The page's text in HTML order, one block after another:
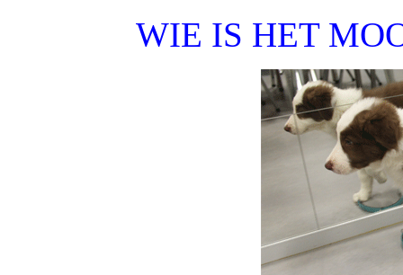
WIE IS HET